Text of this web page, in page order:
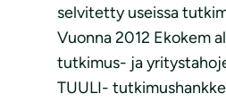
selvitetty useissa
Vuonna 2012 Ekokem
tutkimus- ja
TUULI-